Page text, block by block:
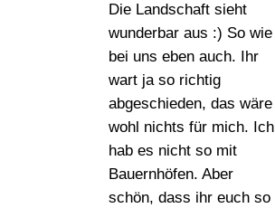
Die Landschaft sieht
wunderbar aus :) So wie
bei uns eben auch. Ihr
wart ja so richtig
abgeschieden, das wäre
wohl nichts für mich. Ich
hab es nicht so mit
Bauernhöfen. Aber
schön, dass ihr euch so